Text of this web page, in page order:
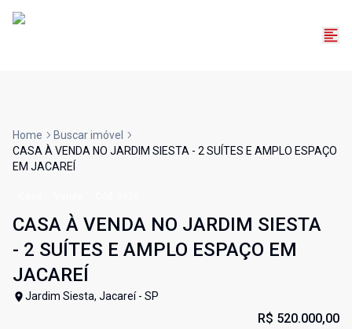
Home
Buscar imóvel
CASA À VENDA NO JARDIM SIESTA - 2 SUÍTES E AMPLO ESPAÇO
EM JACAREÍ
CASA À VENDA NO JARDIM SIESTA
- 2 SUÍTES E AMPLO ESPAÇO EM
JACAREÍ
Jardim Siesta, Jacareí - SP
R$ 520.000,00